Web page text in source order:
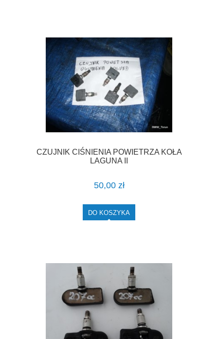
CZUJNIK CIŚNIENIA POWIETRZA KOŁA
LAGUNA II
50,00 zł
DO KOSZYKA